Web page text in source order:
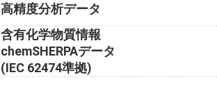
高精度分析データ
含有化学物質情報
chemSHERPAデータ
(IEC 62474準拠)